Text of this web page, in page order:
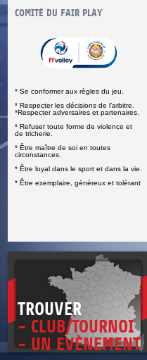
COMITÉ DU FAIR PLAY
* Se conformer aux règles du jeu.
* Respecter les décisions de l’arbitre.
*Respecter adversaires et partenaires.
* Refuser toute forme de violence et
de tricherie.
* Être maître de soi en toutes
circonstances.
* Être loyal dans le sport et dans la vie.
* Être exemplaire, généreux et tolérant
TROUVER
- CLUB/TOURNOI
- UN EVÈNEMENT